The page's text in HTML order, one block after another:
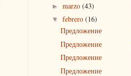
► marzo (43)
▼ febrero (16)
Предложение
Предложение
Предложение
Предложение